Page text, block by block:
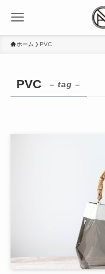
ホーム PVC
PVC – tag –